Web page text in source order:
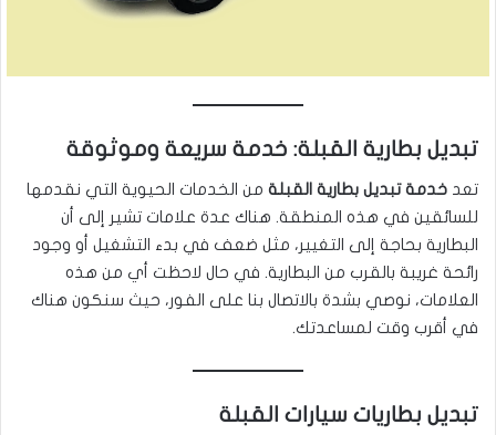
تبديل بطارية القبلة: خدمة سريعة وموثوقة
تعد خدمة تبديل بطارية القبلة من الخدمات الحيوية التي نقدمها
للسائقين في هذه المنطقة. هناك عدة علامات تشير إلى أن
البطارية بحاجة إلى التغيير، مثل ضعف في بدء التشغيل أو وجود
رائحة غريبة بالقرب من البطارية. في حال لاحظت أي من هذه
العلامات، نوصي بشدة بالاتصال بنا على الفور، حيث سنكون هناك
في أقرب وقت لمساعدتك.
تبديل بطاريات سيارات القبلة